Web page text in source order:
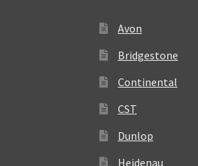
Avon
Bridgestone
Continental
CST
Dunlop
Heidenau